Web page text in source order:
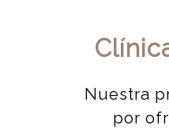
Nuestra
por